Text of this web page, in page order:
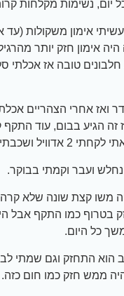
יום, נשימות מקלחות
אימון משקולות
אימון חזק יותר
טובה אז אכלתי
ואז אחרי הצהריים
זה הגיע בבום, עוד
אדוויל ושכבתי.
ועבר וקמתי בבוקר.
משו קצת שונה שלא
בטרוף כמו התקף אבל
כל היום.
הוא התחזק וגם שמתי
ממש חזק כמו חום כזה.